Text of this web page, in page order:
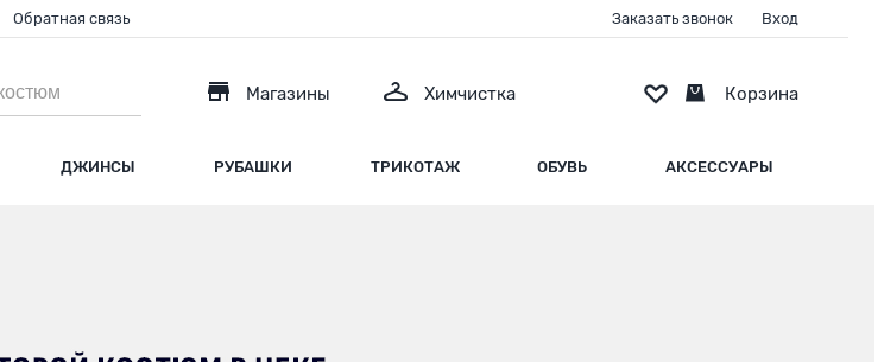
ДЖИНСЫ РУБАШКИ ТРИКОТАЖ ОБУВЬ АКСЕССУАРЫ
Магазины Химчистка
Обратная связь Заказать звонок Вход
Корзина